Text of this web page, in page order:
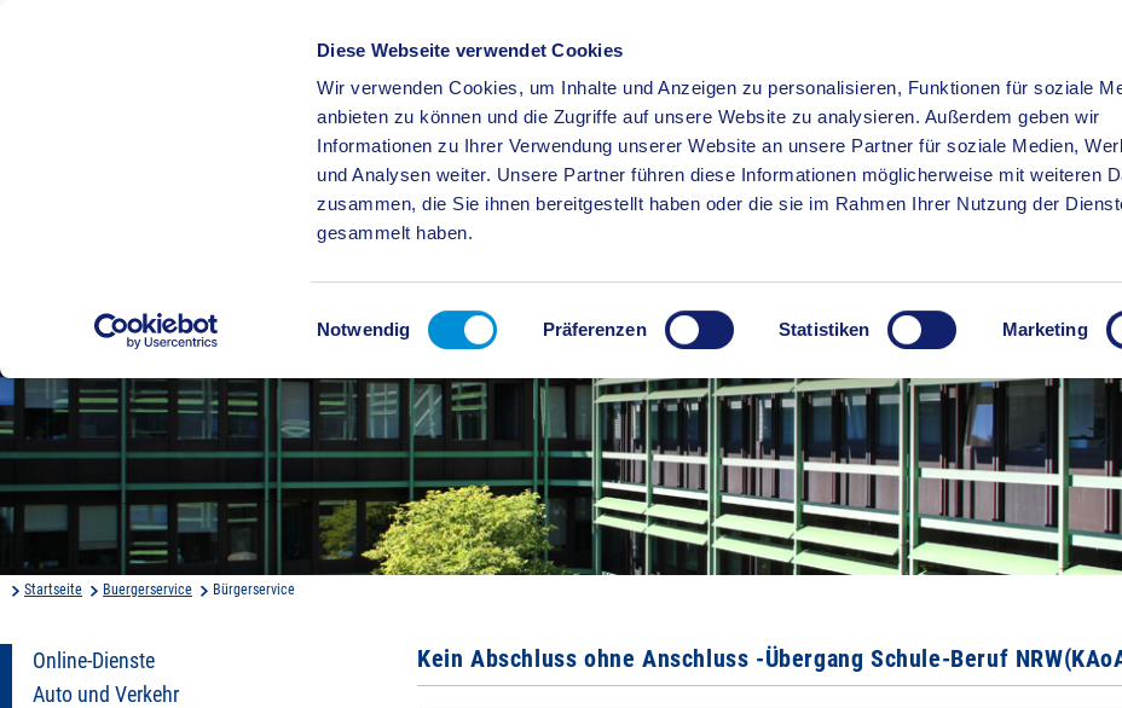
Diese Webseite verwendet Cookies
Wir verwenden Cookies, um Inhalte und Anzeigen zu personalisieren, Funktionen für soziale
anbieten zu können und die Zugriffe auf unsere Website zu analysieren. Außerdem geben wir
Informationen zu Ihrer Verwendung unserer Website an unsere Partner für soziale Medien,
und Analysen weiter. Unsere Partner führen diese Informationen möglicherweise mit weiteren
zusammen, die Sie ihnen bereitgestellt haben oder die sie im Rahmen Ihrer Nutzung der
gesammelt haben.
Einwilligungsauswahl
Notwendig Präferenzen Statistiken Marketing
BÜRGERSERVICE KREISHAUS WIRTSCHAFT BILDUNG
Startseite Buergerservice Bürgerservice
Online-Dienste
Auto und Verkehr
Kein Abschluss ohne Anschluss -Übergang Schule-Beruf